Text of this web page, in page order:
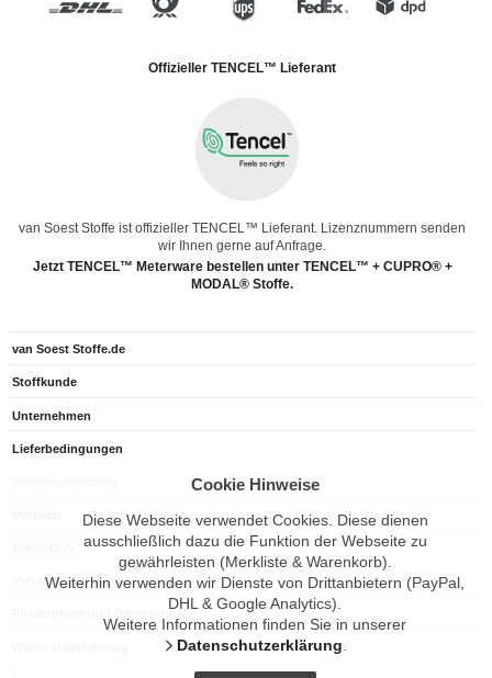
Offizieller TENCEL™ Lieferant
van Soest Stoffe ist offizieller TENCEL™ Lieferant. Lizenznummern senden
wir Ihnen gerne auf Anfrage.
Jetzt TENCEL™ Meterware bestellen unter TENCEL™ + CUPRO® +
MODAL® Stoffe.
van Soest Stoffe.de
Stoffkunde
Unternehmen
Lieferbedingungen
Versand- und Zahlungsarten
Cookie Hinweise
Diese Webseite verwendet Cookies. Diese dienen
ausschließlich dazu die Funktion der Webseite zu
gewährleisten (Merkliste & Warenkorb).
Weiterhin verwenden wir Dienste von Drittanbietern (PayPal,
DHL & Google Analytics).
Weitere Informationen finden Sie in unserer
Datenschutzerklärung.